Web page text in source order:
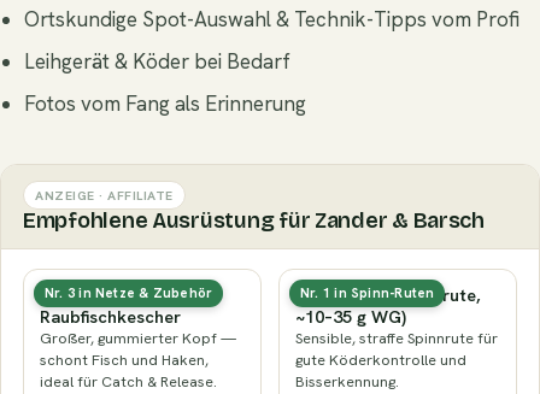
Ortskundige Spot-Auswahl & Technik-Tipps vom Profi
Leihgerät & Köder bei Bedarf
Fotos vom Fang als Erinnerung
ANZEIGE · AFFILIATE
Empfohlene Ausrüstung für Zander & Barsch
Nr. 3 in Netze & Zubehör
Gummierter
Raubfischkescher
Großer, gummierter Kopf —
schont Fisch und Haken,
ideal für Catch & Release.
Nr. 1 in Spinn-Ruten
Zanderrute (Spinnrute,
~10–35 g WG)
Sensible, straffe Spinnrute für
gute Köderkontrolle und
Bisserkennung.